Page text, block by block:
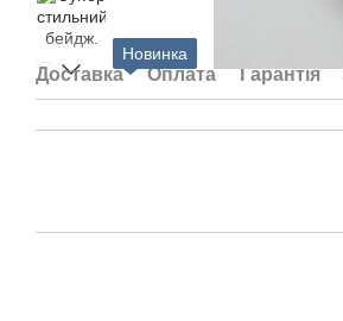
Новинка
Доставка Оплата Гарантія